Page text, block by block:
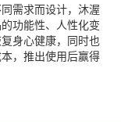
需求而设计，沐渥
功能性、人性化变
身心健康，同时也
，推出使用后赢得